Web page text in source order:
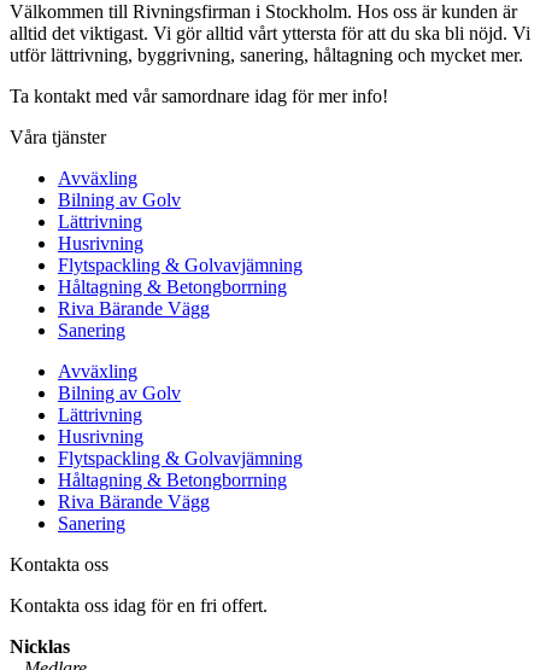
Välkommen till Rivningsfirman i Stockholm. Hos oss är kunden är
alltid det viktigast. Vi gör alltid vårt yttersta för att du ska bli nöjd. Vi
utför lättrivning, byggrivning, sanering, håltagning och mycket mer.
Ta kontakt med vår samordnare idag för mer info!
Våra tjänster
Avväxling
Bilning av Golv
Lättrivning
Husrivning
Flytspackling & Golvavjämning
Håltagning & Betongborrning
Riva Bärande Vägg
Sanering
Avväxling
Bilning av Golv
Lättrivning
Husrivning
Flytspackling & Golvavjämning
Håltagning & Betongborrning
Riva Bärande Vägg
Sanering
Kontakta oss
Kontakta oss idag för en fri offert.
Nicklas